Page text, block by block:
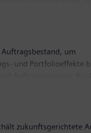
herunterladen. um
und Portfolioeffekte
(PPA-
zukunftsgerichtete